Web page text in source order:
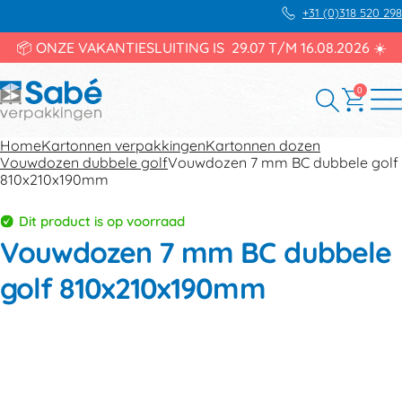
+31 (0)318 520 298
📦 ONZE VAKANTIESLUITING IS 29.07 T/M 16.08.2026 ☀️
0
HomeKartonnen verpakkingenKartonnen dozen
Vouwdozen dubbele golfVouwdozen 7 mm BC dubbele golf
810x210x190mm
Dit product is op voorraad
Vouwdozen 7 mm BC dubbele
golf 810x210x190mm